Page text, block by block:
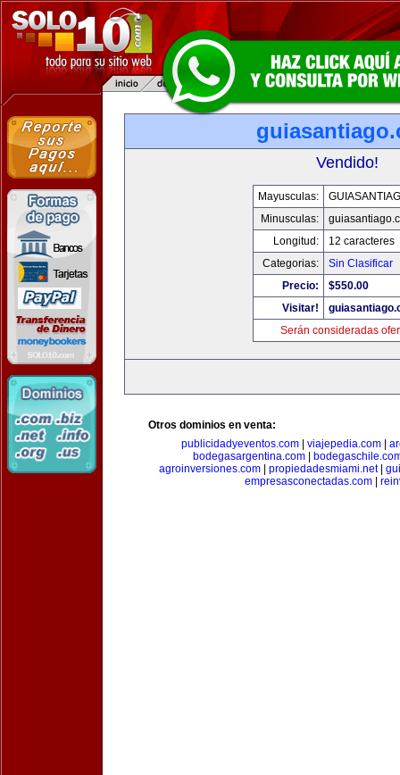
Vendido!
Mayusculas:
Minusculas:
Longitud:
12 caracteres
Categorias:
Sin Clasificar
Precio:
$550.00
Visitar!
Serán consideradas
Otros dominios en venta:
publicidadyeventos.com| viajepedia.com|
bodegasargentina.com|
agroinversiones.com
propiedadesmiami.net|
empresasconectadas.com|